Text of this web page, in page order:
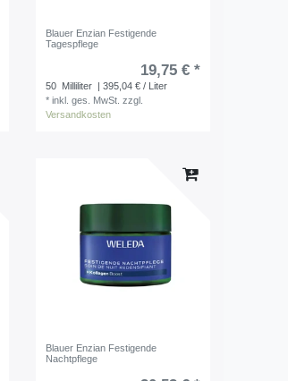
Blauer Enzian Festigende
Tagespflege
19,75 € *
50 Milliliter | 395,04 € / Liter
*inkl. ges. MwSt. zzgl.
Versandkosten
Blauer Enzian Festigende
Nachtpflege